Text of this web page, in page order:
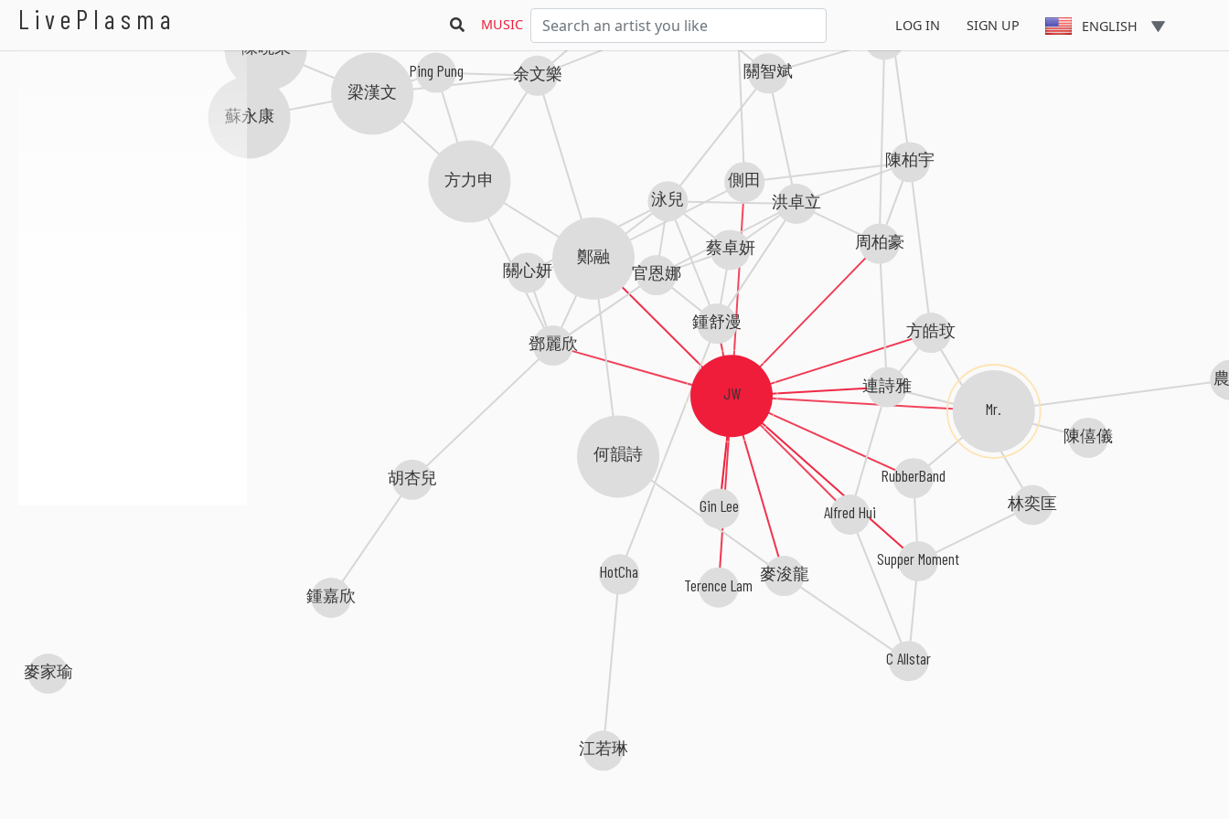
LivePlasma MUSIC LOG IN SIGN UP ENGLISH
JW
Gin Lee
Supper Moment
連詩雅
鄭融
麥浚龍
方皓玟
鍾舒漫
Terence Lam
周柏豪
RubberBand
鄧麗欣
Alfred Hui
Mr.
側田
何韻詩
林奕匡
方力申
陳柏宇
洪卓立
泳兒
C Allstar
關心妍
梁漢文
蔡卓妍
余文樂
陳僖儀
HotCha
官恩娜
欣彤
蘇永康
江若琳
麥家瑜
Ping Pung 關智斌
胡杏兒
鍾嘉欣
JW